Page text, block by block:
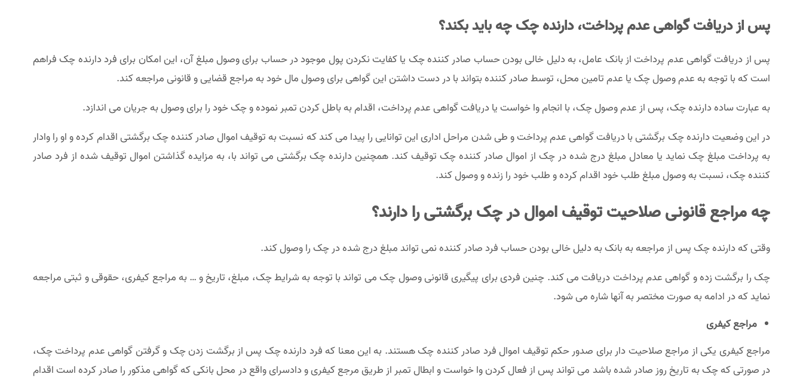
پس از دریافت گواهی عدم پرداخت، دارنده چک چه باید بکند؟
پس از دریافت گواهی عدم پرداخت از بانک عامل، به دلیل خالی بودن حساب صادر کننده چک یا کفایت نکردن پول موجود در حساب برای وصول مبلغ آن، این امکان برای فرد دارنده چک فراهم
است که با توجه به عدم وصول چک یا عدم تامین محل، توسط صادر کننده بتواند با در دست داشتن این گواهی برای وصول مال خود به مراجع قضایی و قانونی مراجعه کند.
به عبارت ساده دارنده چک، پس از عدم وصول چک، با انجام وا خواست یا دریافت گواهی عدم پرداخت، اقدام به باطل کردن تمبر نموده و چک خود را برای وصول به جریان می اندازد.
در این وضعیت دارنده چک برگشتی با دریافت گواهی عدم پرداخت و طی شدن مراحل اداری این توانایی را پیدا می کند که نسبت به توقیف اموال صادر کننده چک برگشتی اقدام کرده و او را وادار
به پرداخت مبلغ چک نماید یا معادل مبلغ درج شده در چک از اموال صادر کننده چک توقیف کند. همچنین دارنده چک برگشتی می تواند با، به مزایده گذاشتن اموال توقیف شده از فرد صادر
کننده چک، نسبت به وصول مبلغ طلب خود اقدام کرده و طلب خود را زنده و وصول کند.
چه مراجع قانونی صلاحیت توقیف اموال در چک برگشتی را دارند؟
وقتی که دارنده چک پس از مراجعه به بانک به دلیل خالی بودن حساب فرد صادر کننده نمی تواند مبلغ درج شده در چک را وصول کند.
چک را برگشت زده و گواهی عدم پرداخت دریافت می کند. چنین فردی برای پیگیری قانونی وصول چک می تواند با توجه به شرایط چک، مبلغ، تاریخ و … به مراجع کیفری، حقوقی و ثبتی مراجعه
نماید که در ادامه به صورت مختصر به آنها شاره می شود.
مراجع کیفری
مراجع کیفری یکی از مراجع صلاحیت دار برای صدور حکم توقیف اموال فرد صادر کننده چک هستند. به این معنا که فرد دارنده چک پس از برگشت زدن چک و گرفتن گواهی عدم پرداخت چک،
در صورتی که چک به تاریخ روز صادر شده باشد می تواند پس از فعال کردن وا خواست و ابطال تمبر از طریق مرجع کیفری و دادسرای واقع در محل بانکی که گواهی مذکور را صادر کرده است اقدام